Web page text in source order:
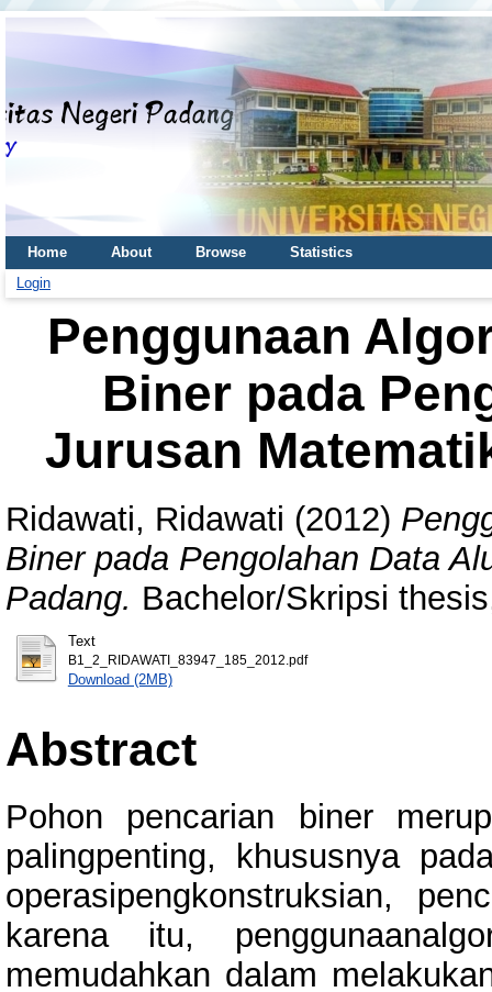
Home About Browse
Statistics
Login
Penggunaan
Biner pada
Jurusan
Ridawati, Ridawati (2012)
Biner pada Pengolahan Data
Padang. Bachelor/Skripsi
Text
B1_2_RIDAWATI_83947_185_2012.pdf
Download (2MB)
Abstract
Pohon pencarian biner
palingpenting, khususnya
operasipengkonstruksian,
karena itu,
memudahkan dalam